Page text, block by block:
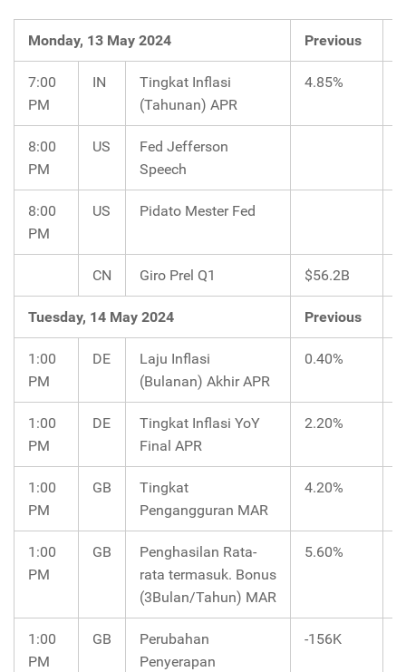
Monday, 13 May 2024 Previous
7:00
PM
IN
Tingkat Inflasi
(Tahunan) APR
4.85%
8:00
PM
US
Fed Jefferson
Speech
8:00
PM
US Pidato Mester Fed
CN Giro Prel Q1 $56.2B
Tuesday, 14 May 2024 Previous
1:00
PM
DE
Laju Inflasi
(Bulanan) Akhir APR
0.40%
1:00
PM
DE
Tingkat Inflasi YoY
Final APR
2.20%
1:00
PM
GB
Tingkat
Pengangguran MAR
4.20%
1:00
PM
GB
Penghasilan Rata-
rata termasuk. Bonus
(3Bulan/Tahun) MAR
5.60%
1:00
PM
GB
Perubahan
Penyerapan
-156K